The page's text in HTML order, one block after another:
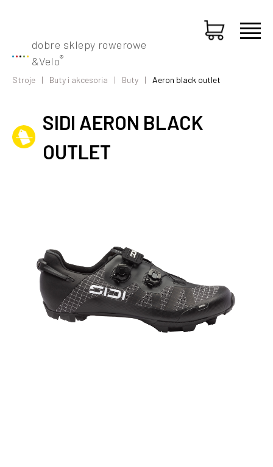
dobre sklepy rowerowe
&Velo®
Stroje Buty i akcesoria Buty Aeron black outlet
SIDI AERON BLACK
OUTLET